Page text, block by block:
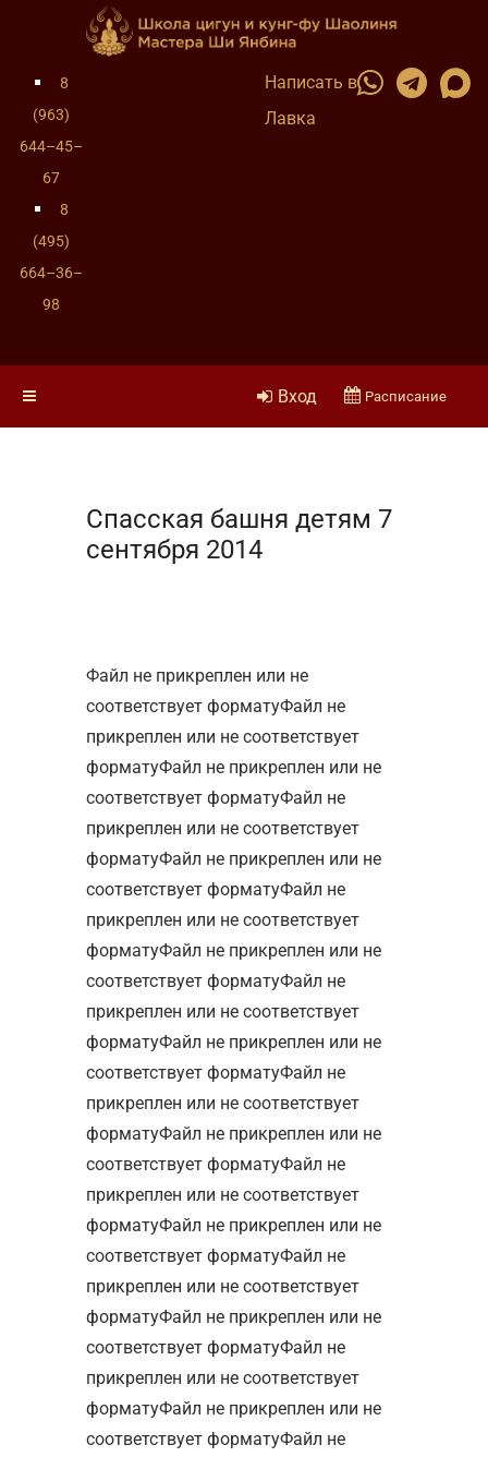
8
(963)
644–45–
67
8
(495)
664–36–
98
Написать в
Лавка
Вход Расписание
Спасская башня детям 7
сентября 2014
Файл не прикреплен или не
соответствует форматуФайл не
прикреплен или не соответствует
форматуФайл не прикреплен или не
соответствует форматуФайл не
прикреплен или не соответствует
форматуФайл не прикреплен или не
соответствует форматуФайл не
прикреплен или не соответствует
форматуФайл не прикреплен или не
соответствует форматуФайл не
прикреплен или не соответствует
форматуФайл не прикреплен или не
соответствует форматуФайл не
прикреплен или не соответствует
форматуФайл не прикреплен или не
соответствует форматуФайл не
прикреплен или не соответствует
форматуФайл не прикреплен или не
соответствует форматуФайл не
прикреплен или не соответствует
форматуФайл не прикреплен или не
соответствует форматуФайл не
прикреплен или не соответствует
форматуФайл не прикреплен или не
соответствует форматуФайл не